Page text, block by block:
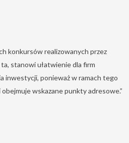
konkursów realizowanych przez
stanowi ułatwienie dla firm
inwestycji, ponieważ w ramach tego
wskazane punkty adresowe.”